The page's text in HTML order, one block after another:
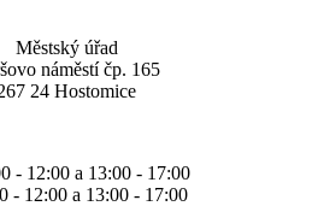
Městský úřad
náměstí čp. 165
24 Hostomice
- 12:00 a 13:00 - 17:00
- 12:00 a 13:00 - 17:00